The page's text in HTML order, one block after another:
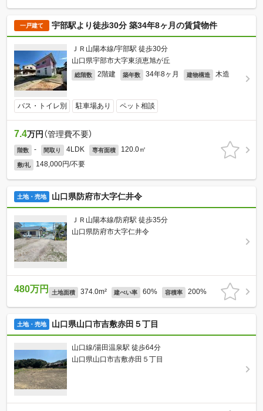
一戸建て 宇部駅より徒歩30分 築34年8ヶ月の賃貸物件
ＪＲ山陽本線/宇部駅 徒歩30分
山口県宇部市大字東須恵旭が丘
総階数 2階建 築年数 34年8ヶ月 建物構造 木造
バス・トイレ別 駐車場あり ペット相談
7.4万円 （管理費不要）
階数 - 間取り 4LDK 専有面積 120.0㎡
敷/礼 148,000円/不要
土地・売地 山口県防府市大字仁井令
ＪＲ山陽本線/防府駅 徒歩35分
山口県防府市大字仁井令
480万円 土地面積 374.0m² 建ぺい率 60% 容積率 200%
土地・売地 山口県山口市吉敷赤田５丁目
山口線/湯田温泉駅 徒歩64分
山口県山口市吉敷赤田５丁目